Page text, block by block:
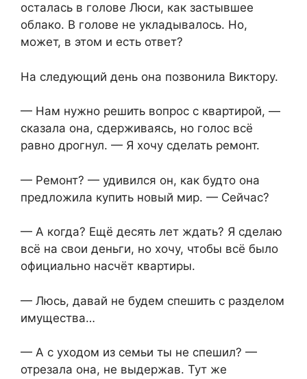
осталась в голове Люси, как застывшее
облако. В голове не укладывалось. Но,
может, в этом и есть ответ?
На следующий день она позвонила Виктору.
— Нам нужно решить вопрос с квартирой, —
сказала она, сдерживаясь, но голос всё
равно дрогнул. — Я хочу сделать ремонт.
— Ремонт? — удивился он, как будто она
предложила купить новый мир. — Сейчас?
— А когда? Ещё десять лет ждать? Я сделаю
всё на свои деньги, но хочу, чтобы всё было
официально насчёт квартиры.
— Люсь, давай не будем спешить с разделом
имущества…
— А с уходом из семьи ты не спешил? —
отрезала она, не выдержав. Тут же